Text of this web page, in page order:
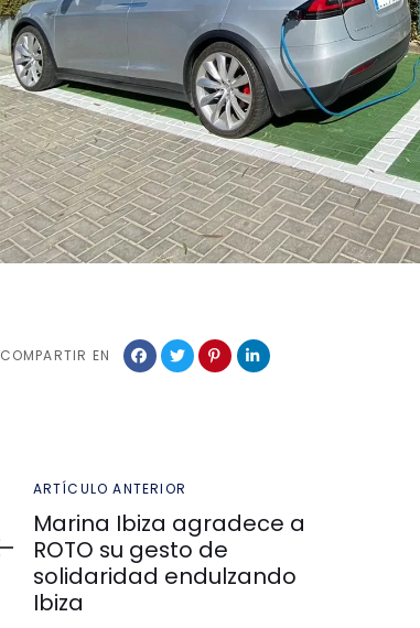
COMPARTIR EN
Artículo
anterior
ARTÍCULO ANTERIOR
Marina Ibiza agradece a
ROTO su gesto de
solidaridad endulzando
Ibiza